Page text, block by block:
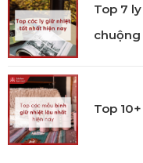
Bộ hũ ướp thực
Đa dạng công
Top 7
chuộng
Top